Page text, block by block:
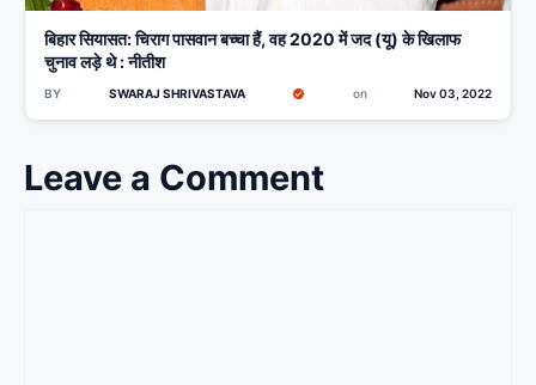
बिहार सियासत: चिराग पासवान बच्चा हैं, वह 2020 में जद (यू) के खिलाफ
चुनाव लड़े थे : नीतीश
BY SWARAJ SHRIVASTAVA on Nov 03, 2022
Leave a Comment